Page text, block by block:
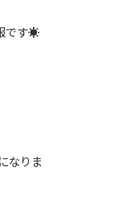
です☀
なりま